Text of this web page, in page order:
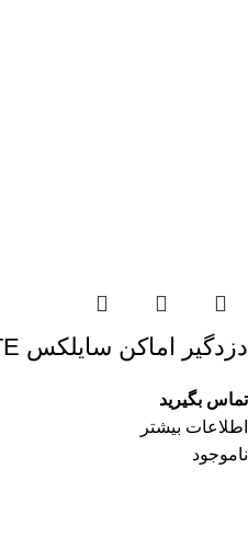
دزدگیر اماکن سایلکس SG8 LITE
تماس بگیرید
اطلاعات بیشتر
ناموجود